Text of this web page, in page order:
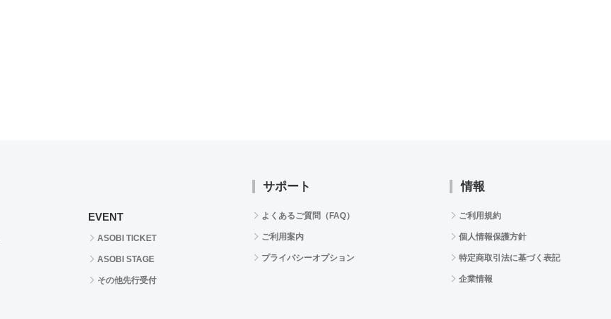
EVENT
ASOBI TICKET
ASOBI STAGE
その他先行受付
サポート
よくあるご質問（FAQ）
ご利用案内
プライバシーオプション
情報
ご利用規約
個人情報保護方針
特定商取引法に基づく表記
企業情報